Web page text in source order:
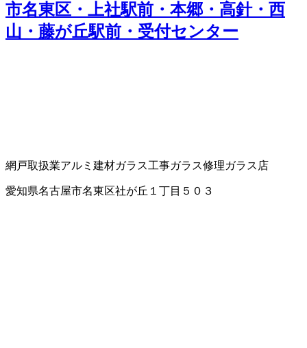
市名東区・上社駅前・本郷・高針・西
山・藤が丘駅前・受付センター
網戸取扱業アルミ建材ガラス工事ガラス修理ガラス店
愛知県名古屋市名東区社が丘１丁目５０３